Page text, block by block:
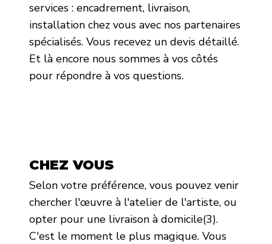
services : encadrement, livraison,
installation chez vous avec nos partenaires
spécialisés. Vous recevez un devis détaillé.
Et là encore nous sommes à vos côtés
pour répondre à vos questions.
CHEZ VOUS
Selon votre préférence, vous pouvez venir
chercher l'œuvre à l'atelier de l'artiste, ou
opter pour une livraison à domicile(3).
C'est le moment le plus magique. Vous